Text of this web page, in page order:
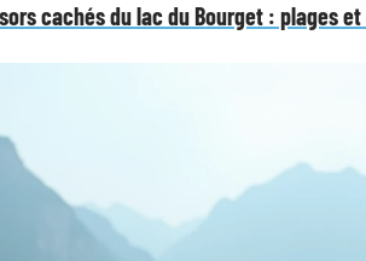
cachés du lac du Bourget : plages